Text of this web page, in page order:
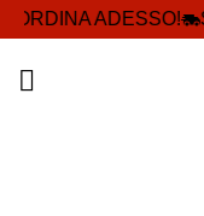
ORDINA ADESSO!